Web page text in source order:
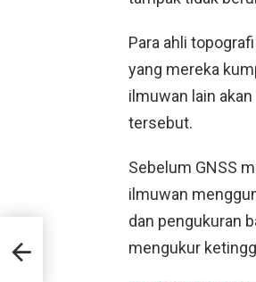
Para ahli
yang mereka
ilmuwan lain
tersebut.
Sebelum GNSS
ilmuwan
dan pengukuran
mengukur